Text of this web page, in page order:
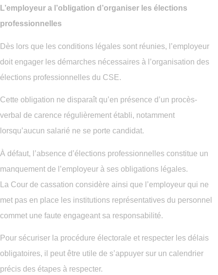
L’employeur a l’obligation d’organiser les élections
professionnelles
Dès lors que les conditions légales sont réunies, l’employeur
doit engager les démarches nécessaires à l’organisation des
élections professionnelles du CSE.
Cette obligation ne disparaît qu’en présence d’un procès-
verbal de carence régulièrement établi, notamment
lorsqu’aucun salarié ne se porte candidat.
À défaut, l’absence d’élections professionnelles constitue un
manquement de l’employeur à ses obligations légales.
La Cour de cassation considère ainsi que l’employeur qui ne
met pas en place les institutions représentatives du personnel
commet une faute engageant sa responsabilité.
Pour sécuriser la procédure électorale et respecter les délais
obligatoires, il peut être utile de s’appuyer sur un calendrier
précis des étapes à respecter.